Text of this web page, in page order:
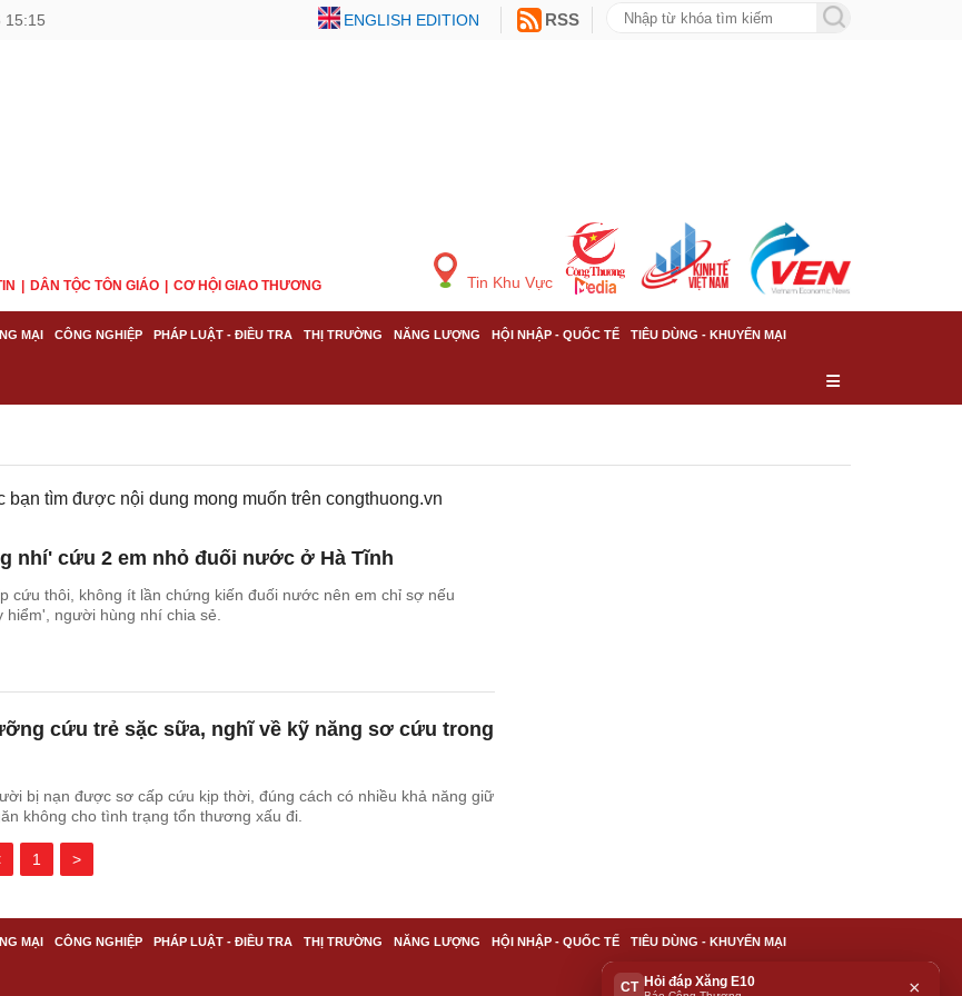
15:15 RSS
ENGLISH EDITION
DÂN TỘC TÔN GIÁO CƠ HỘI GIAO THƯƠNG Tin Khu Vực
MẠI CÔNG NGHIỆP PHÁP LUẬT - ĐIỀU TRA THỊ TRƯỜNG NĂNG LƯỢNG HỘI NHẬP - QUỐC TẾ TIÊU DÙNG - KHUYẾN MẠI
bạn tìm được nội dung mong muốn trên congthuong.vn
nhí' cứu 2 em nhỏ đuối nước ở Hà Tĩnh
cứu thôi, không ít lần chứng kiến đuối nước nên em chỉ sợ nếu
người hùng nhí chia sẻ.
cứu trẻ sặc sữa, nghĩ về kỹ năng sơ cứu trong
bị nạn được sơ cấp cứu kịp thời, đúng cách có nhiều khả năng giữ
không cho tình trạng tổn thương xấu đi.
1 >
MẠI CÔNG NGHIỆP PHÁP LUẬT - ĐIỀU TRA THỊ TRƯỜNG NĂNG LƯỢNG HỘI NHẬP - QUỐC TẾ TIÊU DÙNG - KHUYẾN MẠI
CT Hỏi đáp Xăng E10 ×